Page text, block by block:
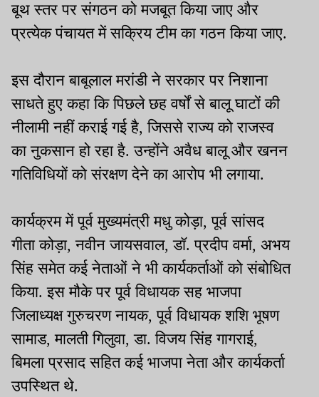
बूथ स्तर पर संगठन को मजबूत किया जाए और
प्रत्येक पंचायत में सक्रिय टीम का गठन किया जाए.
इस दौरान बाबूलाल मरांडी ने सरकार पर निशाना
साधते हुए कहा कि पिछले छह वर्षों से बालू घाटों की
नीलामी नहीं कराई गई है, जिससे राज्य को राजस्व
का नुकसान हो रहा है. उन्होंने अवैध बालू और खनन
गतिविधियों को संरक्षण देने का आरोप भी लगाया.
कार्यक्रम में पूर्व मुख्यमंत्री मधु कोड़ा, पूर्व सांसद
गीता कोड़ा, नवीन जायसवाल, डॉ. प्रदीप वर्मा, अभय
सिंह समेत कई नेताओं ने भी कार्यकर्ताओं को संबोधित
किया. इस मौके पर पूर्व विधायक सह भाजपा
जिलाध्यक्ष गुरुचरण नायक, पूर्व विधायक शशि भूषण
सामाड, मालती गिलुवा, डा. विजय सिंह गागराई,
बिमला प्रसाद सहित कई भाजपा नेता और कार्यकर्ता
उपस्थित थे.